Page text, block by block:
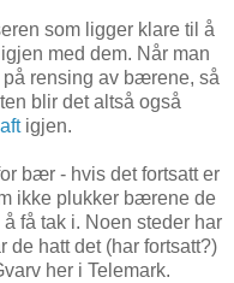
som ligger klare til å
med dem. Når man
rensing av bærene, så
blir det altså også
igjen.
bær - hvis det fortsatt er
ikke plukker bærene de
få tak i. Noen steder har
de hatt det (har fortsatt?)
her i Telemark.